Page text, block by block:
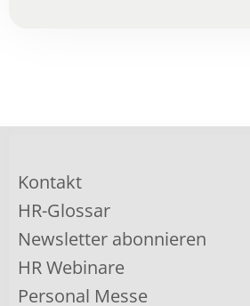
Kontakt
HR-Glossar
Newsletter abonnieren
HR Webinare
Personal Messe